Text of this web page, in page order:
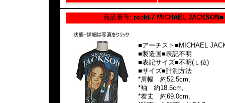
商品番号: rockt-7 MICHAEL JACKSON■
■アーチスト■MICHAEL
■製造国■表記不明
■表記サイズ■不明(Ｌ位)
■サイズ■計測方法
*肩幅 約52.5cm,
*袖 約18.5cm,
*着丈 約69.0cm,